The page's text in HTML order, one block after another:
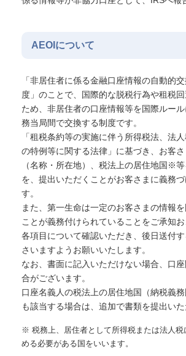
AEOIについて
「非居住者に係る金融口座情報の自動的
度」のことで、国際的な脱税行為や租税
ため、非居住者の口座情報等を国際ルー
務当局間で交換する制度です。
「租税条約等の実施に伴う所得税法、法
の特例等に関する法律」に基づき、お客
（名称・所在地）、税法上の居住地国※
を、提出いただくことがお客さまに義務
す。
また、第一生命は一定のお客さまの情報
ことが義務付けられていることをご承知お
各項目について確認いただき、後日送付
さいますようお願いいたします。
なお、書面に記入いただけない場合、口
合がございます。
口座名義人の税法上の居住地国（納税義
も該当する場合は、追加で書類を提出いた
※ 税務上、居住者として所得税または法人税
める必要がある国をいいます。